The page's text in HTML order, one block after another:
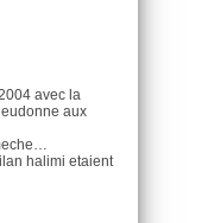
avec la
aux
halimi etaient